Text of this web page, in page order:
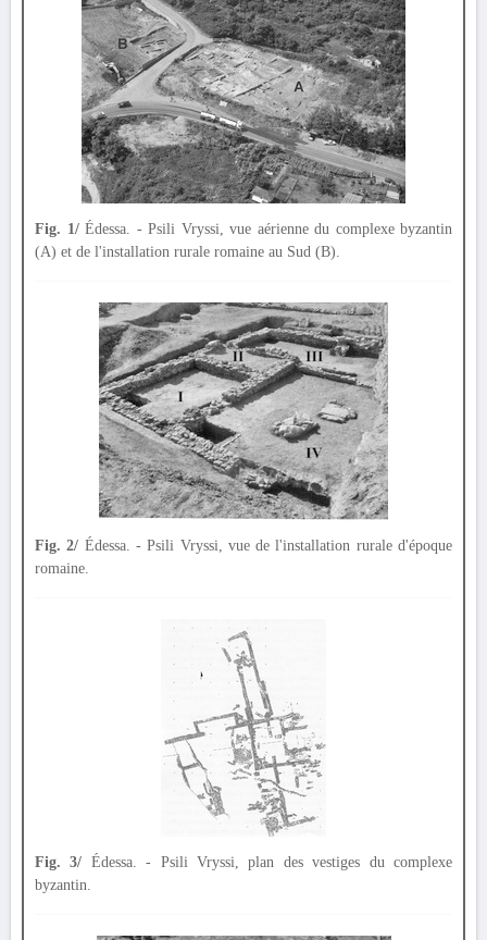
Fig. 1/Édessa. - Psili Vryssi, vue aérienne du complexe byzantin
(A) et de l'installation rurale romaine au Sud (B).
Fig. 2/ Édessa. - Psili Vryssi, vue de l'installation rurale d'époque
romaine.
Fig. 3/ Édessa. - Psili Vryssi, plan des vestiges du complexe
byzantin.